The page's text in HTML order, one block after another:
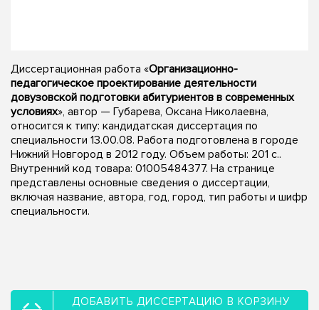
Диссертационная работа «Организационно-
педагогическое проектирование деятельности
довузовской подготовки абитуриентов в современных
условиях», автор — Губарева, Оксана Николаевна,
относится к типу: кандидатская диссертация по
специальности 13.00.08. Работа подготовлена в городе
Нижний Новгород в 2012 году. Объем работы: 201 с..
Внутренний код товара: 01005484377. На странице
представлены основные сведения о диссертации,
включая название, автора, год, город, тип работы и шифр
специальности.
ДОБАВИТЬ ДИССЕРТАЦИЮ В КОРЗИНУ